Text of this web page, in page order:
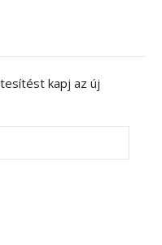
kapj az új